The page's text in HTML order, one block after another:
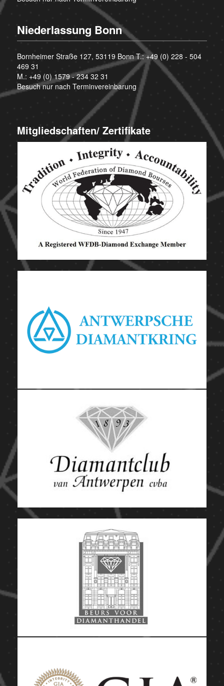
Niederlassung Bonn
Bornheimer Straße 127, 53119 Bonn T.:+49 (0) 228 - 504
469 31
M.: +49 (0) 1579 - 234 32 31
Besuch nur nach Terminvereinbarung
Mitgliedschaften/ Zertifikate